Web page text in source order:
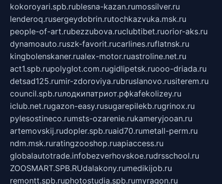
kokoroyari.spb.rublesna-kazan.rumossilver.ru
lenderoq.rusergeydobrin.rutochkazvuka.msk.ru
people-of-art.rubezzubova.ruclubtibet.ruorior-aks.ru
dynamoauto.ruszk-favorit.rucarlines.ruflatnsk.ru
kingbolenskaner.rualex-motor.ruastroline.net.ru
act1.spb.rupolyglot.com.rugidlipetsk.ruooo-driada.ru
detsad125.rumir-zdoroviya.rubruslanovo.rusiterem.ru
council.spb.ruлодкипатриот.рфkafekolizey.ru
iclub.net.rugazon-easy.rusugarepilekb.rugrinox.ru
pylesostineco.rumsts-ozarenie.rukameryjooan.ru
artemovskij.rudopler.spb.ruaid70.rumetall-perm.ru
ndm.msk.ruratingzooshop.ruapiaccess.ru
globalautotrade.infobezverhovskoe.rudrsschool.ru
ZOOSMART.SPB.RUdalakony.rumedikijob.ru
remontt.spb.ruphotostudia.spb.rumyragon.ru